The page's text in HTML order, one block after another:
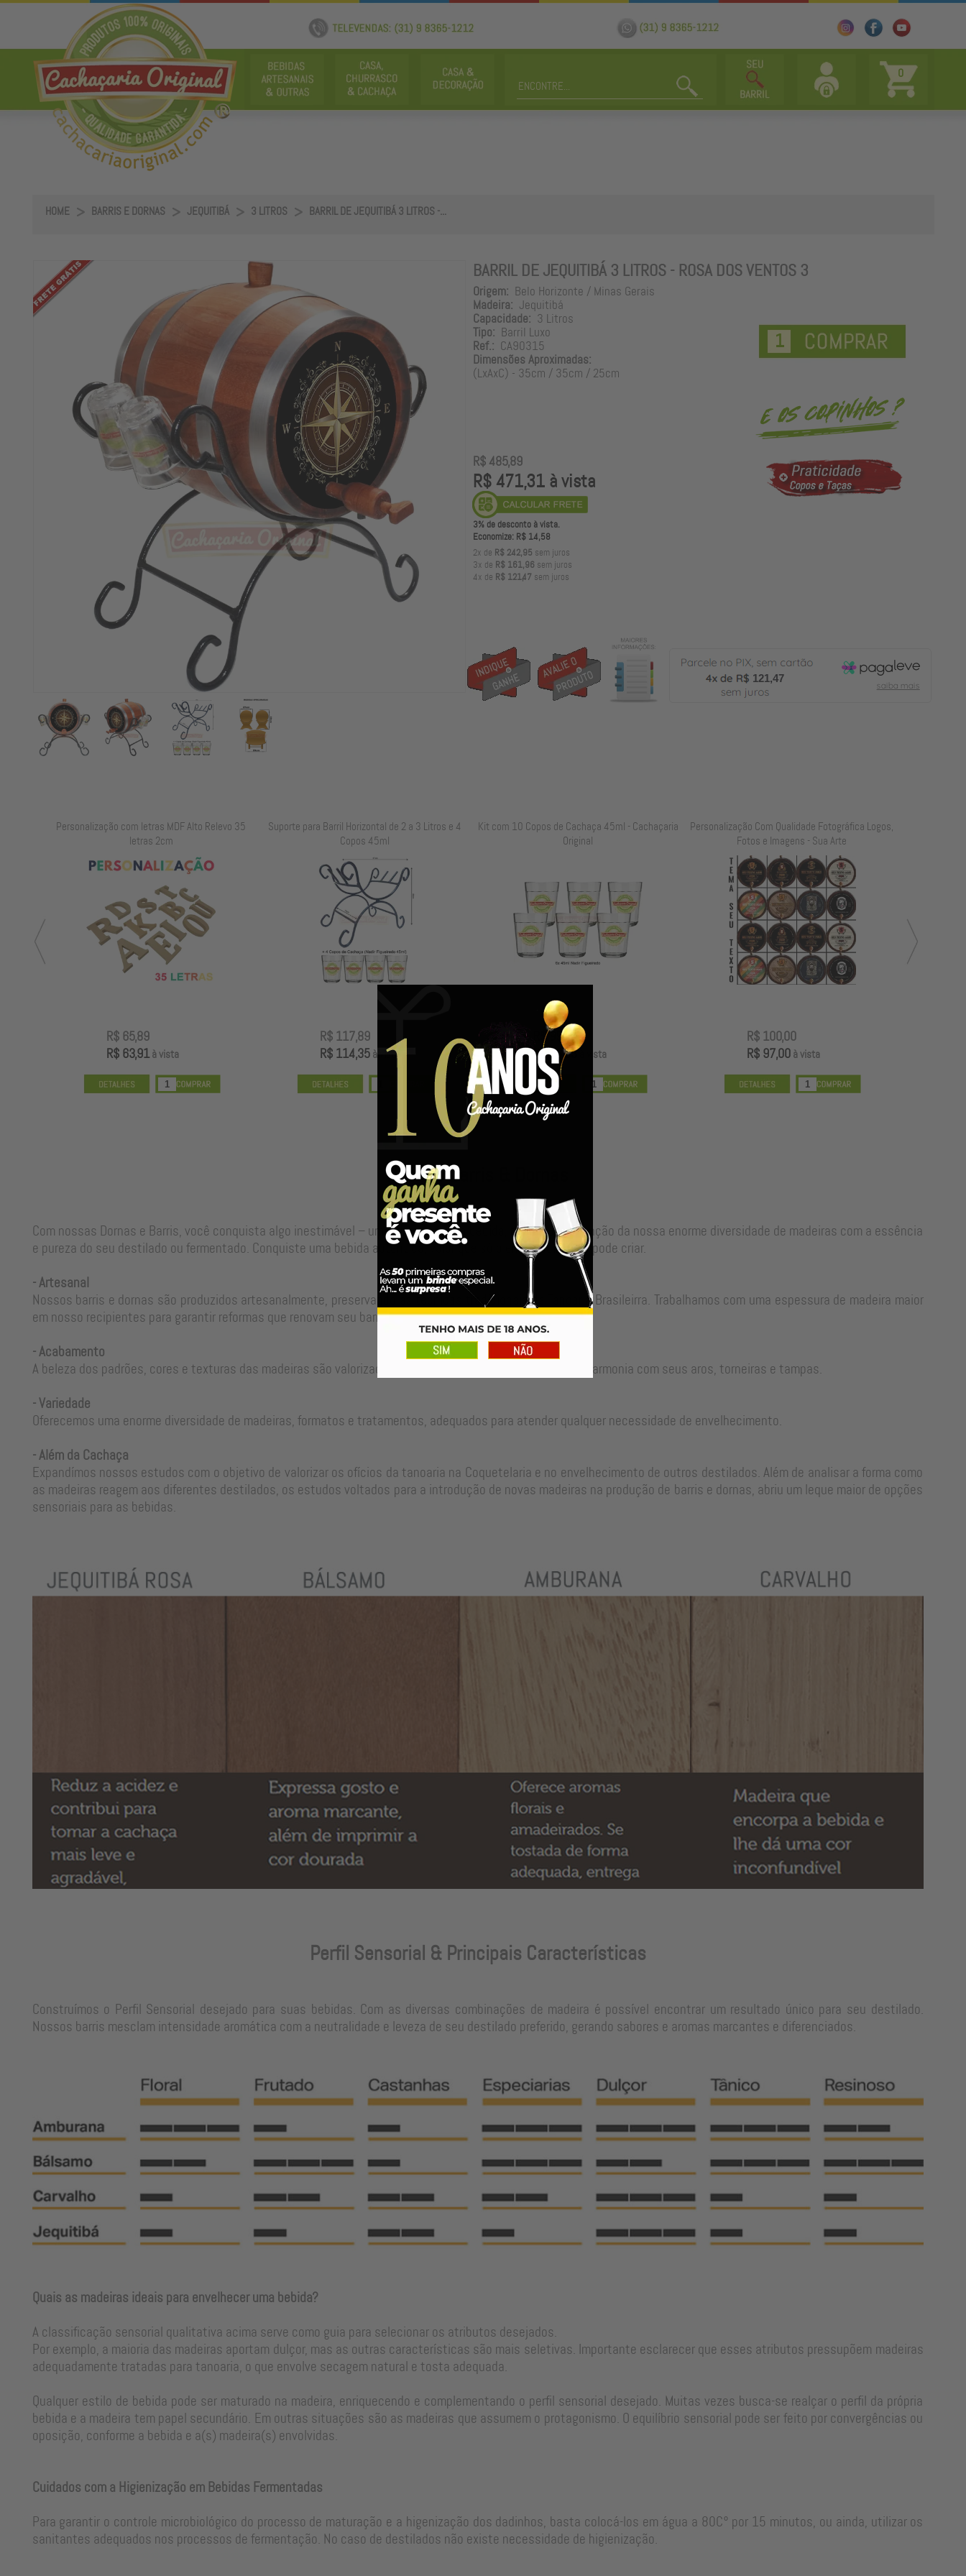
0
HOME BARRIS E DORNAS JEQUITIBÁ 3 LITROS BARRIL DE JEQUITIBÁ 3 LITROS -...
BARRIL DE JEQUITIBÁ 3 LITROS - ROSA DOS VENTOS 3
Origem: Belo Horizonte / Minas Gerais
Madeira: Jequitibá
Capacidade: 3 Litros
Tipo: Barril Luxo
Ref.: CA90315
Dimensões Aproximadas:
(LxAxC) - 35cm / 35cm / 25cm
R$ 485,89
R$ 471,31 à vista
3% de desconto à vista.
Economize: R$ 14,58
2x de R$ 242,95 sem juros
3x de R$ 161,96 sem juros
4x de R$ 121,47 sem juros
121,47
Personalização com letras MDF Alto Relevo 35
letras 2cm
R$ 65,89
R$ 63,91à vista
Suporte para Barril Horizontal de 2 a 3 Litros e 4
Copos 45ml
R$ 117,89
R$ 114,35à vista
Kit com 10 Copos de Cachaça 45ml - Cachaçaria
Original
R$ 99,00
R$ 96,03à vista
Personalização Com Qualidade Fotográfica Logos,
Fotos e Imagens - Sua Arte
R$ 100,00
R$ 97,00à vista
Nossos Barris & Dornas
Com nossas Dornas e Barris, você conquista algo inestimável – uma alma para sua bebida, resultado da junção da nossa enorme diversidade de madeiras com a essência
e pureza do seu destilado ou fermentado. Conquiste uma bebida autêntica, valor que só o envelhecimento pode criar.
- Artesanal
Nossos barris e dornas são produzidos artesanalmente, preservando as técnicas tradicionais da Tanoaria Brasileirra. Trabalhamos com uma espessura de madeira maior
em nosso recipientes para garantir reformas que renovam seu barril para um longo período de uso.
- Acabamento
A beleza dos padrões, cores e texturas das madeiras são valorizadas no ajuste perfeito de cada peça em harmonia com seus aros, torneiras e tampas.
- Variedade
Oferecemos uma enorme diversidade de madeiras, formatos e tratamentos, adequados para atender qualquer necessidade de envelhecimento.
- Além da Cachaça
Expandímos nossos estudos com o objetivo de valorizar os ofícios da tanoaria na Coquetelaria e no envelhecimento de outros destilados. Além de analisar a forma como
as madeiras reagem aos diferentes destilados, os estudos voltados para a introdução de novas madeiras na produção de barris e dornas, abriu um leque maior de opções
sensoriais para as bebidas.
Perfil Sensorial & Principais Características
Construímos o Perfil Sensorial desejado para suas bebidas. Com as diversas combinações de madeira é possível encontrar um resultado único para seu destilado.
Nossos barris mesclam intensidade aromática com a neutralidade e leveza de seu destilado preferido, gerando sabores e aromas marcantes e diferenciados.
Quais as madeiras ideais para envelhecer uma bebida?
A classificação sensorial qualitativa acima serve como guia para selecionar os atributos desejados.
Por exemplo, a maioria das madeiras aportam dulçor, mas as outras características são mais seletivas. Importante esclarecer que esses atributos pressupõem madeiras
adequadamente tratadas para tanoaria, o que envolve secagem natural e tosta adequada.
Qualquer estilo de bebida pode ser maturado na madeira, enriquecendo e complementando o perfil sensorial desejado. Muitas vezes busca-se realçar o perfil da própria
bebida e a madeira tem papel secundário. Em outras situações são as madeiras que assumem o protagonismo. O equilíbrio sensorial pode ser feito por convergências ou
oposição, conforme a bebida e a(s) madeira(s) envolvidas.
Cuidados com a Higienização em Bebidas Fermentadas
Para garantir o controle microbiológico do processo de maturação e a higenização dos dadinhos, basta colocá-los em água a 80C° por 15 minutos, ou ainda, utilizar os
sanitantes adequados nos processos de fermentação. No caso de destilados não existe necessidade de higienização.